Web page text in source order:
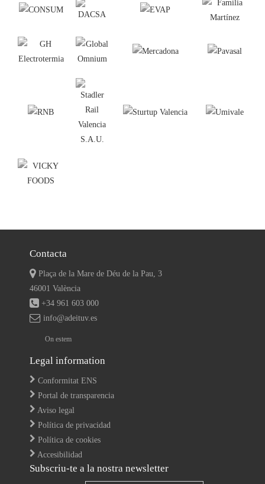
Contacta
Plaça de la Mare de Déu de la Pau, 3
46001 València
+34 961 603 000
info@adeituv.es
On estem
Legal information
Conformitat ENS
Portal de transparencia
Aviso legal
Política de privacidad
Política de cookies
Accesibilidad
Subscriu-te a la nostra newsletter